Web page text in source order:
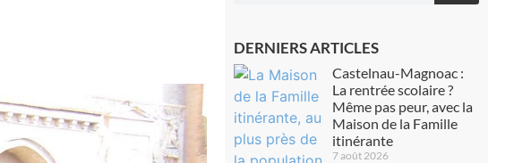
DERNIERS ARTICLES
Castelnau-Magnoac :
La rentrée scolaire ?
Même pas peur, avec la
Maison de la Famille
itinérante
7 août 2026